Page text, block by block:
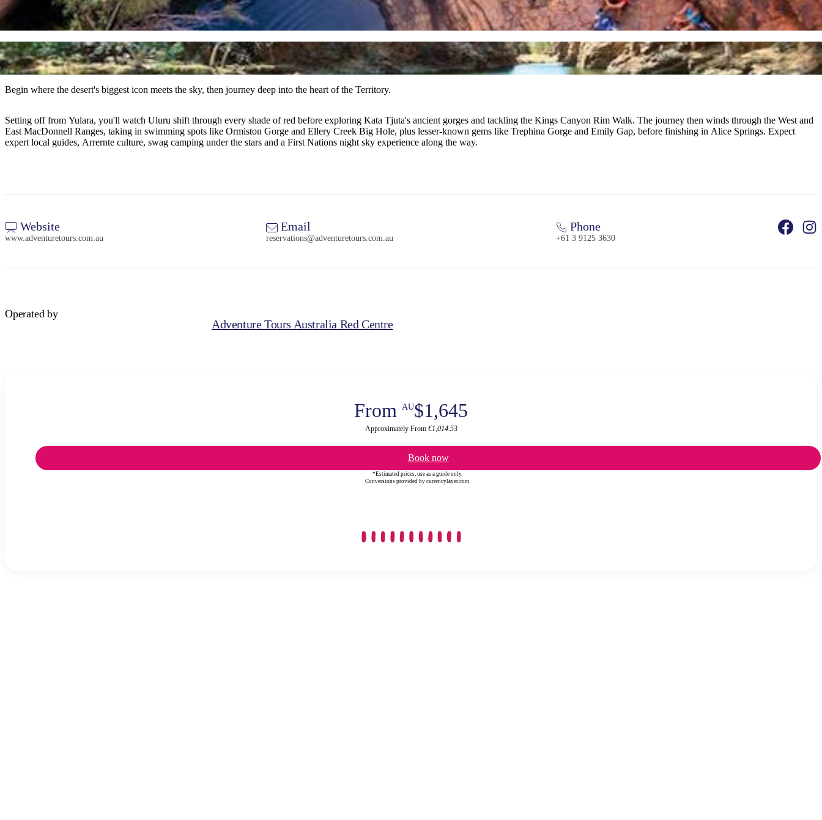
Begin where the desert's biggest icon meets the sky, then journey deep into the heart of the Territory.
Setting off from Yulara, you'll watch Uluru shift through every shade of red before exploring Kata Tjuta's ancient gorges and tackling the Kings Canyon Rim Walk. The journey then winds through the West and
East MacDonnell Ranges, taking in swimming spots like Ormiston Gorge and Ellery Creek Big Hole, plus lesser-known gems like Trephina Gorge and Emily Gap, before finishing in Alice Springs. Expect
expert local guides, Arrernte culture, swag camping under the stars and a First Nations night sky experience along the way.
Website
www.adventuretours.com.au
Email
reservations@adventuretours.com.au
Phone
+61 3 9125 3630
Operated by
Adventure Tours Australia Red Centre
From AU$1,645
Approximately From €1,014.53
Book now
*Estimated prices, use as a guide only.
Conversions provided by currencylayer.com